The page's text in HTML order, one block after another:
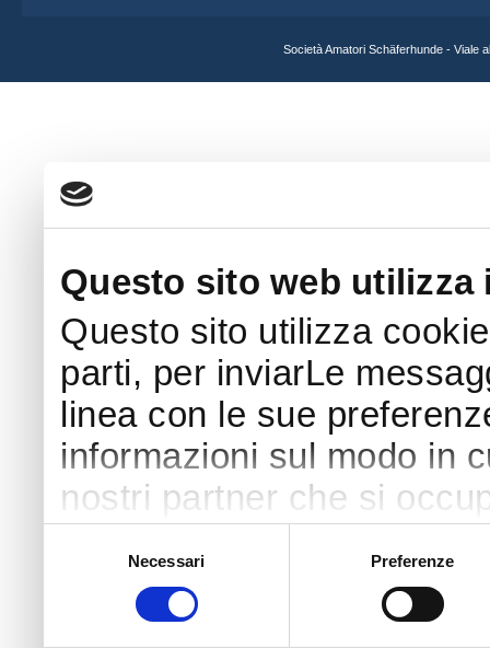
Questo sito web utilizza
Questo sito utilizza
parti, per inviarLe
linea con le sue
informazioni sul modo in
nostri partner che si
con altre informazioni
raccolto dal tuo utilizzo
Necessari Preferenze
Società Amatori Schäferhunde - Viale